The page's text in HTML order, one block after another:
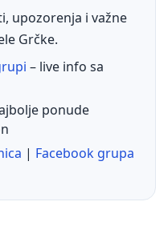
upozorenja i važne
Grčke.
– live info sa
ponude
| Facebook grupa